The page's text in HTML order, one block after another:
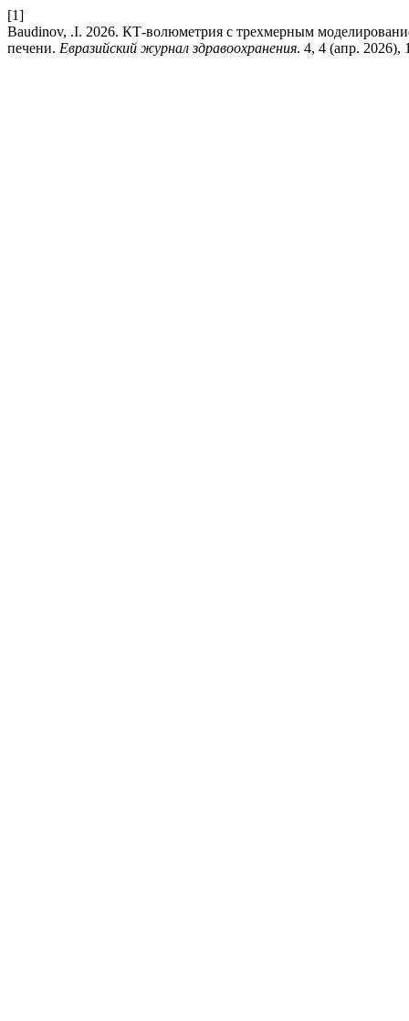
[1]
Baudinov, .I. 2026. КТ-волюметрия с трехмерным
печени. Евразийский журнал здравоохранения. 4, 4 (апр. 2026),